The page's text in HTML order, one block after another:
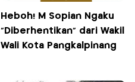
Heboh! M Sopian Ngaku
"Diberhentikan" dari Wakil
Wali Kota Pangkalpinang